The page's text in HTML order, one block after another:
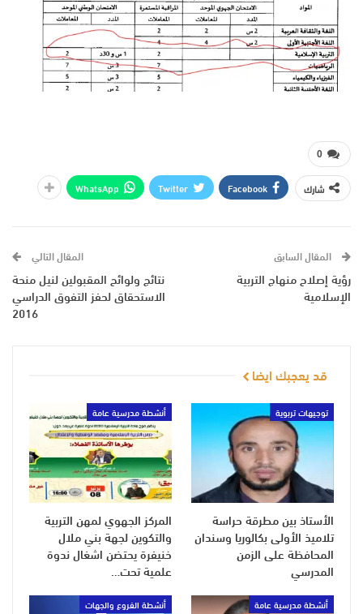
0
شارك Facebook
Twitter
WhatsApp
المقال السابق
رؤية إصلاح منهاج التربية
الإسلامية
المقال التالي
نتائج ولوائح المقبولين لنيل منحة
الاستحقاق لحفز التفوق الدراسي
2016
قد يعجبك ايضا
توجيهات تربوية
الأستاذ بين مطرقة حراسة
تلاميذ الأولى بكالوريا وسندان
المحافظة على الزمن
المدرسي
أنشطة مدرسية عامة
المركز الجهوي لمهن التربية
والتكوين لجهة بني ملال
خنيفرة يحتضن اشغال ندوة
علمية تحت…
أنشطة مدرسية عامة أنشطة الفروع والجهات